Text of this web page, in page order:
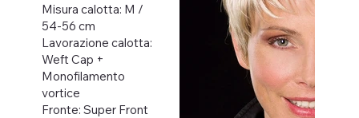
Misura calotta: M /
54-56 cm
Lavorazione calotta:
Weft Cap +
Monofilamento
vortice
Fronte: Super Front